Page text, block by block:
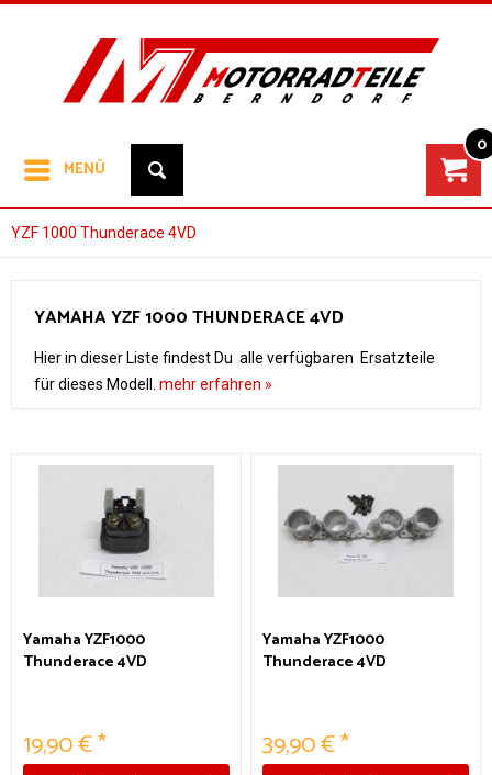
MENÜ
0
YZF 1000 Thunderace 4VD
YAMAHA YZF 1000 THUNDERACE 4VD
Hier in dieser Liste findest Du alle verfügbaren Ersatzteile
für dieses Modell. mehr erfahren »
Yamaha YZF1000
Thunderace 4VD
19,90 € *
Yamaha YZF1000
Thunderace 4VD
39,90 € *